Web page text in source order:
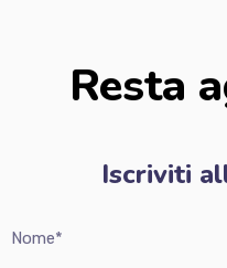
Resta
Iscriviti
Nome*